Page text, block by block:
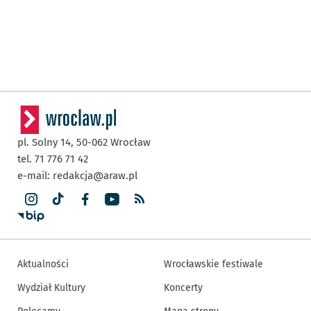
pl. Solny 14, 50-062 Wrocław
tel. 71 776 71 42
e-mail: redakcja@araw.pl
Aktualności
Wydział Kultury
Wrocławskie festiwale
Koncerty